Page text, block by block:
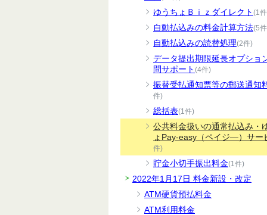
ゆうちょＢｉｚダイレクト (1
自動払込みの料金計算方法(5
自動払込みの読替処理(2件)
データ提出期限延長オプショ
問サポート (4件)
振替受払通知票等の郵送通知
件)
総括表(1件)
公共料金扱いの通常払込み・
ょPay-easy（ペイジ―）サー
件)
貯金小切手振出料金(1件)
2022年1月17日 料金新設・改定
ATM硬貨預払料金
ATM利用料金